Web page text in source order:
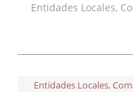
Entidades Locales,
Entidades Locales,